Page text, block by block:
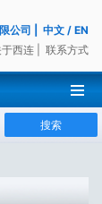
公司 中文 / EN
于西连
联系方式
搜索